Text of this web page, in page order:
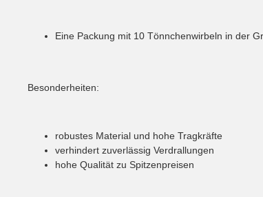
Eine Packung mit 10 Tönnchenwirbeln in der
Besonderheiten:
robustes Material und hohe Tragkräfte
verhindert zuverlässig Verdrallungen
hohe Qualität zu Spitzenpreisen